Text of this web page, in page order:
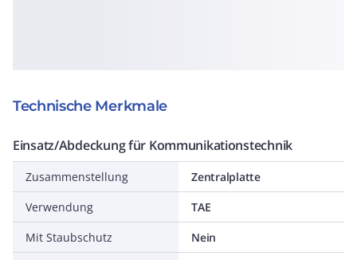
Technische Merkmale
Einsatz/Abdeckung für Kommunikationstechnik
Zusammenstellung
Zentralplatte
Verwendung
TAE
Mit Staubschutz
Nein